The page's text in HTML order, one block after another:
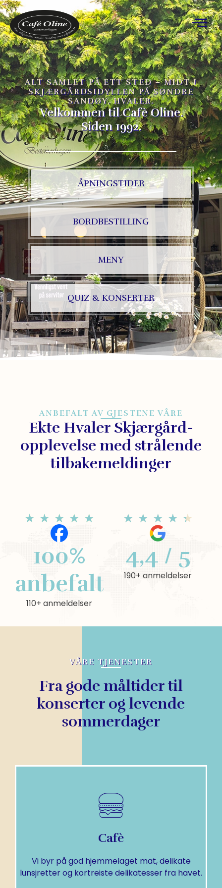
ALT SAMLET PÅ ETT STED – MIDT I
SKJÆRGÅRDSIDYLLEN PÅ SØNDRE
SANDØY, HVALER.
Velkommen til Cafè Oline.
Siden 1992.
ÅPNINGSTIDER
BORDBESTILLING
MENY
QUIZ & KONSERTER
ANBEFALT AV GJESTENE VÅRE
Ekte Hvaler Skjærgård-
opplevelse med strålende
tilbakemeldinger
★ ★ ★ ★ ★
100%
anbefalt
110+ anmeldelser
★ ★ ★ ★ ★
4,4 / 5
190+ anmeldelser
VÅRE TJENESTER
Fra gode måltider til
konserter og levende
sommerdager
Cafè
Vi byr på god hjemmelaget mat, delikate
lunsjretter og kortreiste delikatesser fra havet.
Cafè
I tilleg har vi alle skjenkerettigheter.
SE MENY